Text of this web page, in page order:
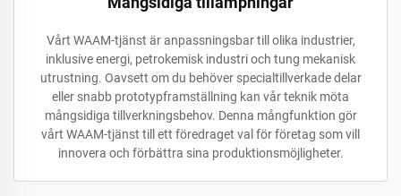
Vårt WAAM-tjänst är anpassningsbar till olika industrier,
inklusive energi, petrokemisk industri och tung mekanisk
utrustning. Oavsett om du behöver specialtillverkade delar
eller snabb prototypframställning kan vår teknik möta
mångsidiga tillverkningsbehov. Denna mångfunktion gör
vårt WAAM-tjänst till ett föredraget val för företag som vill
innovera och förbättra sina produktionsmöjligheter.